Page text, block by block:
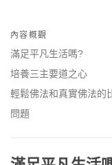
內容概觀
滿足平凡生活嗎?
培養三主要道之心
輕鬆佛法和真實佛法的
問題